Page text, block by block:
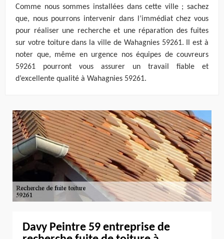
Comme nous sommes installées dans cette ville ; sachez
que, nous pourrons intervenir dans l’immédiat chez vous
pour réaliser une recherche et une réparation des fuites
sur votre toiture dans la ville de Wahagnies 59261. Il est à
noter que, même en urgence nos équipes de couvreurs
59261 pourront vous assurer un travail fiable et
d’excellente qualité à Wahagnies 59261.
Davy Peintre 59 entreprise de